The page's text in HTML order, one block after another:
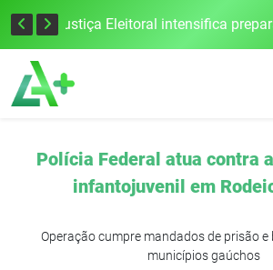
Cobrança do estacionamento rotativo começará em 10 dias em Frederico Westphalen
Polícia Federal atua contra
infantojuvenil em
Operação cumpre mandados de prisão
municípios gaúchos